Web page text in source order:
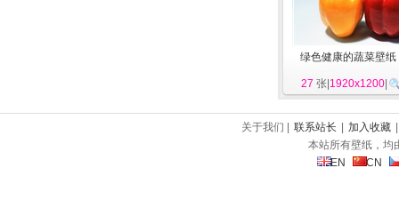
绿色健康的蔬菜壁纸
27 张| 1920x1200
关于我们 | 联系站长 加入收藏
本站所有壁纸，均
EN
CN